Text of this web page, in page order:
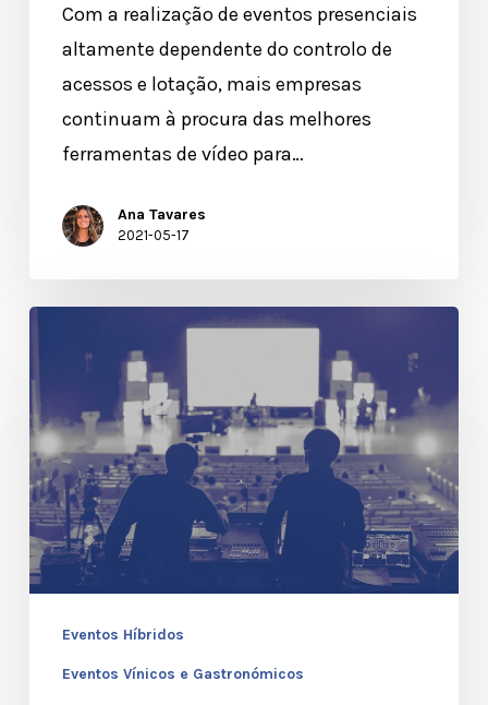
Com a realização de eventos presenciais
altamente dependente do controlo de
acessos e lotação, mais empresas
continuam à procura das melhores
ferramentas de vídeo para…
Ana Tavares
2021-05-17
Global
dos
Eventos
Híbridos
Eventos Híbridos
Eventos Vínicos e Gastronómicos